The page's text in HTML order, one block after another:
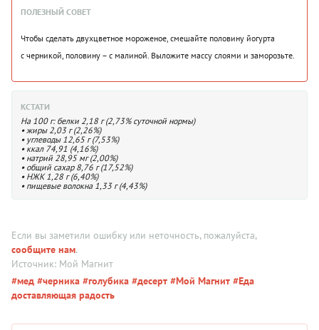
ПОЛЕЗНЫЙ СОВЕТ
Чтобы сделать двухцветное мороженое, смешайте половину йогурта
с черникой, половину – с малиной. Выложите массу слоями и заморозьте.
КСТАТИ
На 100 г: белки 2,18 г (2,73% суточной нормы)
• жиры 2,03 г (2,26%)
• углеводы 12,65 г (7,53%)
• ккал 74,91 (4,16%)
• натрий 28,95 мг (2,00%)
• общий сахар 8,76 г (17,52%)
• НЖК 1,28 г (6,40%)
• пищевые волокна 1,33 г (4,43%)
Если вы заметили ошибку или неточность, пожалуйста,
сообщите нам.
Источник: Мой Магнит
#мед #черника #голубика #десерт #Мой Магнит #Еда
доставляющая радость